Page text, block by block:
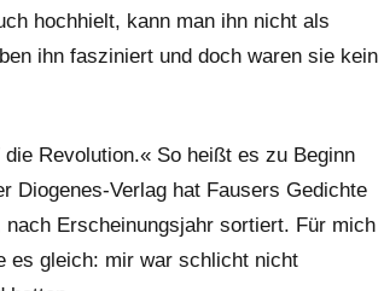
hochhielt, kann man ihn nicht als
ihn fasziniert und doch waren sie kein
Revolution.« So heißt es zu Beginn
Diogenes-Verlag hat Fausers Gedichte
Erscheinungsjahr sortiert. Für mich
es gleich: mir war schlicht nicht